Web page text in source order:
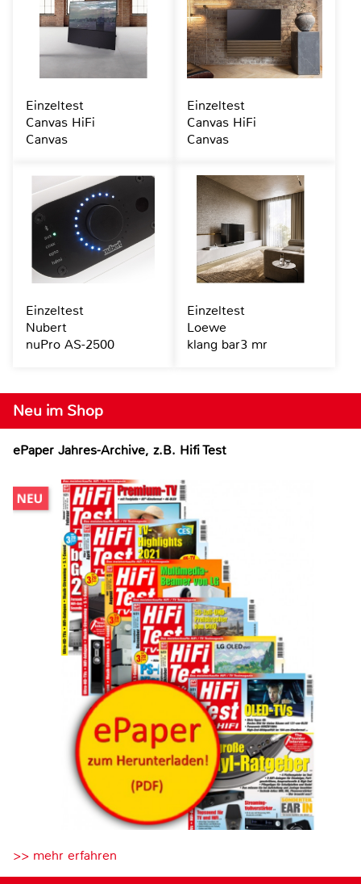
Neu im Shop
ePaper Jahres-Archive, z.B. Hifi Test
>> mehr erfahren
Einzeltest
Canvas HiFi
Canvas
Einzeltest
Canvas HiFi
Canvas
Einzeltest
Nubert
nuPro AS-2500
Einzeltest
Loewe
klang bar3 mr